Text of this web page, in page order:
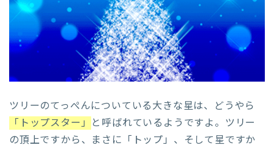
ツリーのてっぺんについている大きな星は、どうやら
「トップスター」 と呼ばれているようですよ。ツリー
の頂上ですから、まさに「トップ」、そして星ですか